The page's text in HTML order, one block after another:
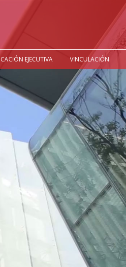
EJECUTIVA VINCULACIÓN